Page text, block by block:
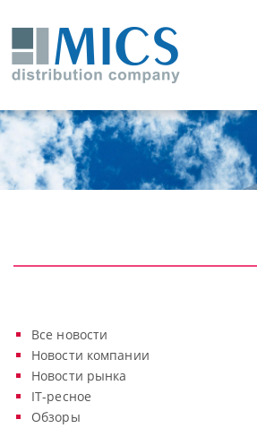
Все новости
Новости компании
Новости рынка
IT-ресное
Обзоры